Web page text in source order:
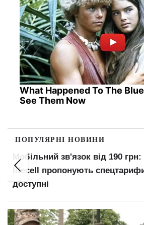
What Happened To The
See Them Now
ПОПУЛЯРНІ НОВИНИ
Мобільний зв'язок від 190 грн:
lifecell пропонують
доступні